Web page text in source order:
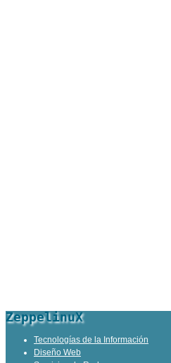
ZeppelinuX
Tecnologías de la Información
Diseño Web